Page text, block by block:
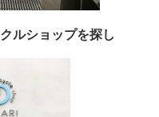
ルショップを探し